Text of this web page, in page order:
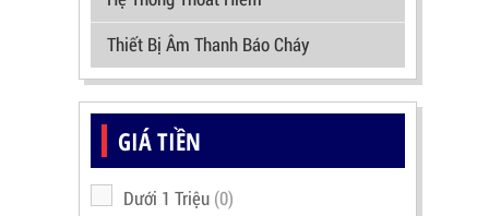
Thiết Bị Âm Thanh Báo Cháy
GIÁ TIỀN
Dưới 1 Triệu (0)